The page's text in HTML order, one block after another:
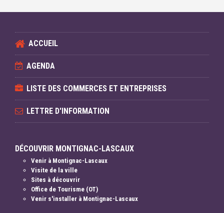
ACCUEIL
AGENDA
LISTE DES COMMERCES ET ENTREPRISES
LETTRE D'INFORMATION
DÉCOUVRIR MONTIGNAC-LASCAUX
Venir à Montignac-Lascaux
Visite de la ville
Sites à découvrir
Office de Tourisme (OT)
Venir s'installer à Montignac-Lascaux